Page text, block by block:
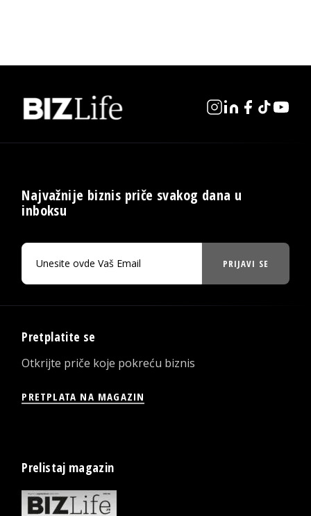
Najvažnije biznis priče svakog dana u
inboksu
PRIJAVI SE
Pretplatite se
Otkrijte priče koje pokreću biznis
PRETPLATA NA MAGAZIN
Prelistaj magazin